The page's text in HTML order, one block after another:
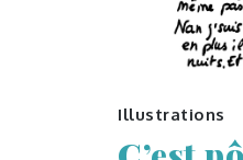
Illustrations